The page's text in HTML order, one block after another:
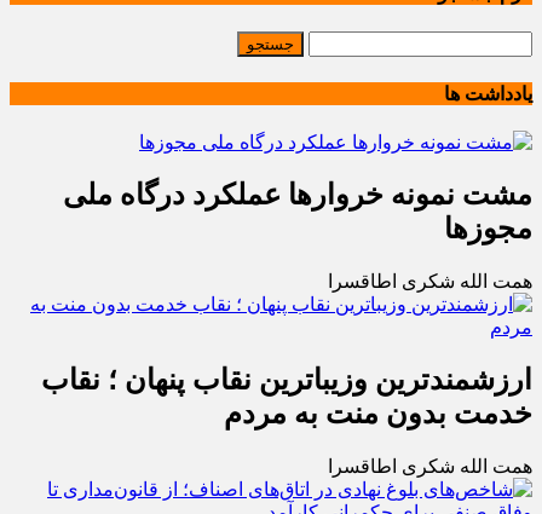
یادداشت ها
مشت نمونه خروارها عملکرد درگاه ملی
مجوزها
همت الله شکری اطاقسرا
ارزشمندترین وزیباترین نقاب پنهان ؛ نقاب
خدمت بدون منت به مردم
همت الله شکری اطاقسرا